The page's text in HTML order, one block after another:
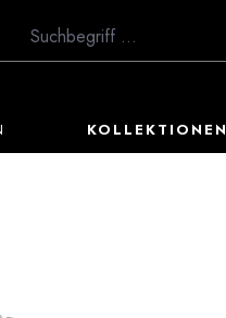
KOLLEKTIONEN